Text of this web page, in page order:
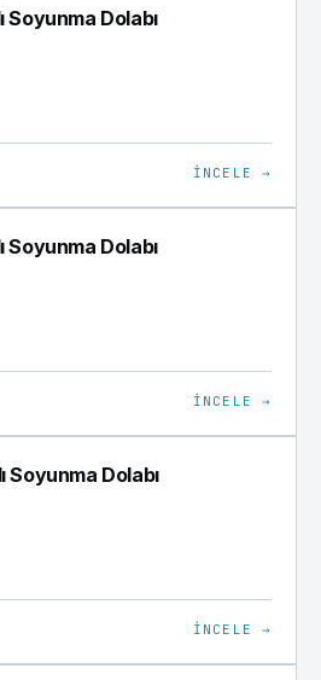
Soyunma Dolabı
İNCELE →
Soyunma Dolabı
İNCELE →
Soyunma Dolabı
İNCELE →